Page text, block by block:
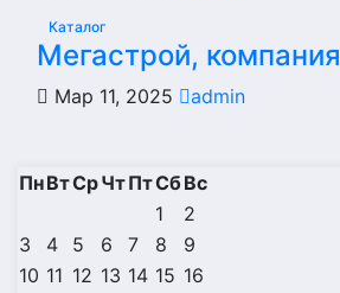
Каталог
Мегастрой, компания
Мар 11, 2025 admin
ПнВтСрЧтПтСбВс
1
2
3
4 5 6 7 8
9
10 11 12 13 14 15 16